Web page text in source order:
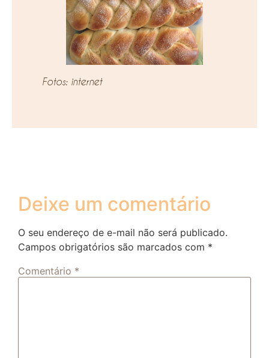
Fotos: internet
Deixe um comentário
O seu endereço de e-mail não será publicado.
Campos obrigatórios são marcados com *
Comentário *